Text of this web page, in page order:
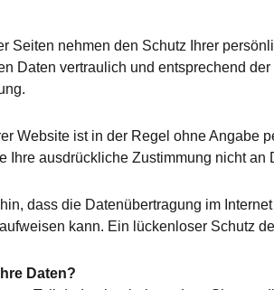
Seiten nehmen den Schutz Ihrer
Daten vertraulich und entsprechend
Website ist in der Regel ohne Angabe
Ihre ausdrückliche Zustimmung nicht an
dass die Datenübertragung im
kann. Ein lückenloser Schutz
Daten?